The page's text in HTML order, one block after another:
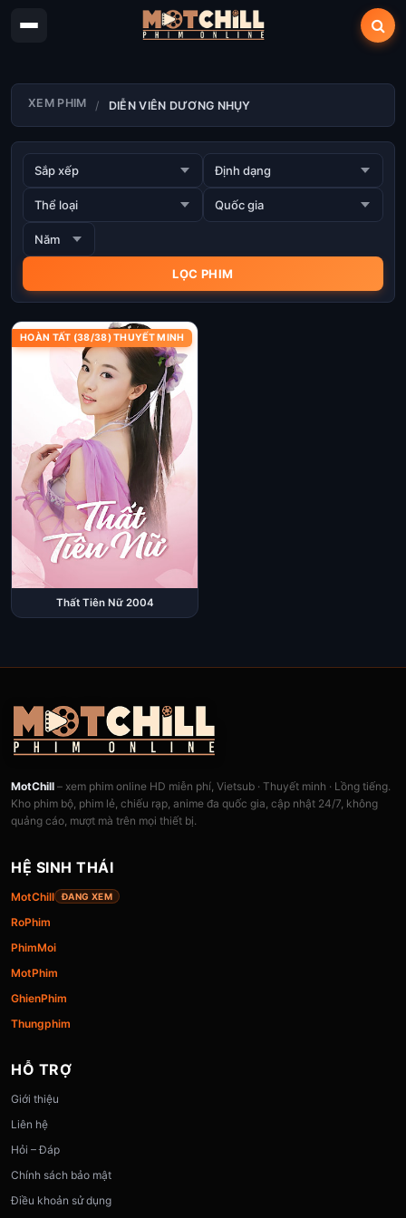
XEM PHIM DIỄN VIÊN DƯƠNG NHỤY
HOÀN TẤT (38/38) THUYẾT MINH
Thất Tiên Nữ 2004
MotChill – xem phim online HD miễn phí, Vietsub · Thuyết minh · Lồng tiếng.
Kho phim bộ, phim lẻ, chiếu rạp, anime đa quốc gia, cập nhật 24/7, không
quảng cáo, mượt mà trên mọi thiết bị.
HỆ SINH THÁI
MotChill ĐANG XEM
RoPhim
PhimMoi
MotPhim
GhienPhim
Thungphim
HỖ TRỢ
Giới thiệu
Liên hệ
Hỏi – Đáp
Chính sách bảo mật
Điều khoản sử dụng